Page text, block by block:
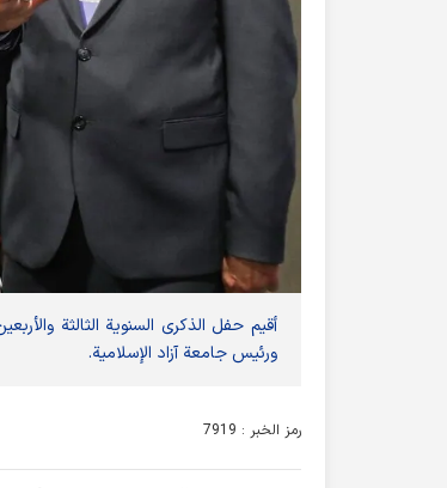
أقيم حفل الذكرى السنوية الثالثة
ورئيس جامعة آزاد الإسلامية.
رمز الخبر : 7919